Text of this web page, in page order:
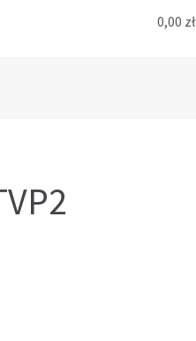
0,00 zł